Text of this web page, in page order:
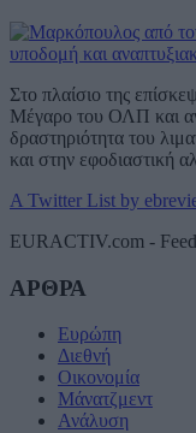
Στο πλαίσιο της
Μέγαρο του ΟΛΠ και
δραστηριότητα του
και στην εφοδιαστική
A Twitter List by
EURACTIV.com -
ΑΡΘΡΑ
Ευρώπη
Διεθνή
Οικονομία
Μάνατζμεντ
Ανάλυση